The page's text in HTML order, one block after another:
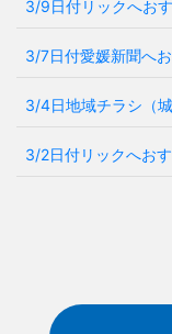
3/9日付リックへお
3/7日付愛媛新聞へ
3/4日地域チラシ（
3/2日付リックへお